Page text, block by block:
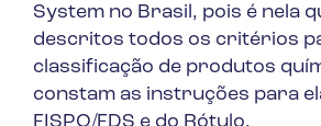
System no Brasil, pois é nela
descritos todos os critérios
classificação de produtos
constam as instruções para